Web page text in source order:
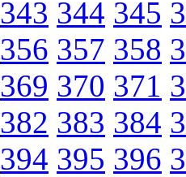
343 344 345
356 357 358
369 370 371
382 383 384
394 395 396